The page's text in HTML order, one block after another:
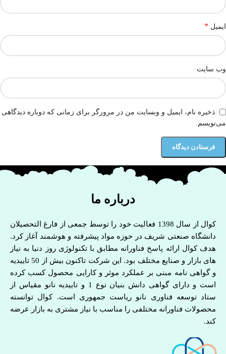
ایمیل *
وب‌ سایت
ذخیره نام، ایمیل و وبسایت من در مرورگر برای زمانی که دوباره دیدگاهی
می‌نویسم.
درباره ما
کوال از سال 1398 فعالیت خود را توسط جمعی از فارغ التحصیلان
دانشگاه صنعتی شریف در حوزه مواد پیشرفته و هوشمند آغاز کرد.
هدف کوال ارائه پاسخ فناورانه مطابق با تکنولوژی روز دنیا به نیاز
های بازار و صنایع مختلف بود. این شرکت تاکنون بیش از 50 تاییدیه
و گواهی نامه مبنی بر عملکرد موثر و کارایی محصول کسب کرده
است و دارای گواهی دانش بنیان نوع 1 و تاییدیه نانو مقیاس از
ستاد توسعه فناوری نانو ریاست جمهوری است. کوال توانسته
محصولات فناورانه مختلفی را مناسب با نیاز مشتری به بازار عرضه
کند.